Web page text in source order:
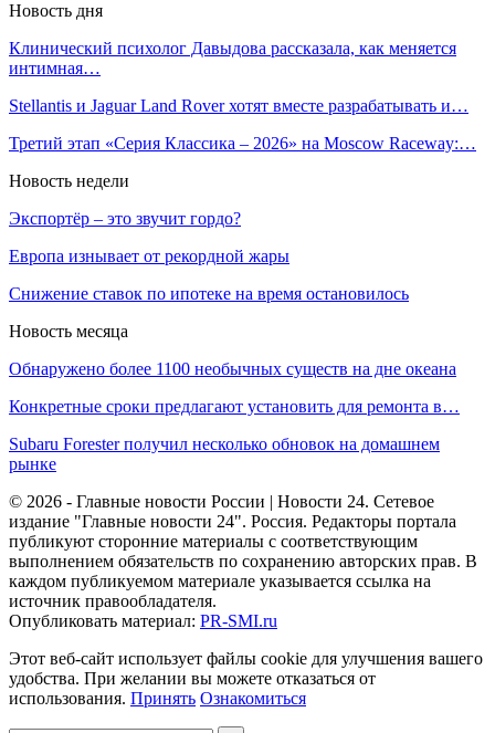
Новость дня
Клинический психолог Давыдова рассказала, как меняется
интимная…
Stellantis и Jaguar Land Rover хотят вместе разрабатывать и…
Третий этап «Серия Классика – 2026» на Moscow Raceway:…
Новость недели
Экспортёр – это звучит гордо?
Европа изнывает от рекордной жары
Снижение ставок по ипотеке на время остановилось
Новость месяца
Обнаружено более 1100 необычных существ на дне океана
Конкретные сроки предлагают установить для ремонта в…
Subaru Forester получил несколько обновок на домашнем
рынке
© 2026 - Главные новости России | Новости 24. Сетевое
издание "Главные новости 24". Россия. Редакторы портала
публикуют сторонние материалы с соответствующим
выполнением обязательств по сохранению авторских прав. В
каждом публикуемом материале указывается ссылка на
источник правообладателя.
Опубликовать материал: PR-SMI.ru
Этот веб-сайт использует файлы cookie для улучшения вашего
удобства. При желании вы можете отказаться от
использования. Принять Ознакомиться